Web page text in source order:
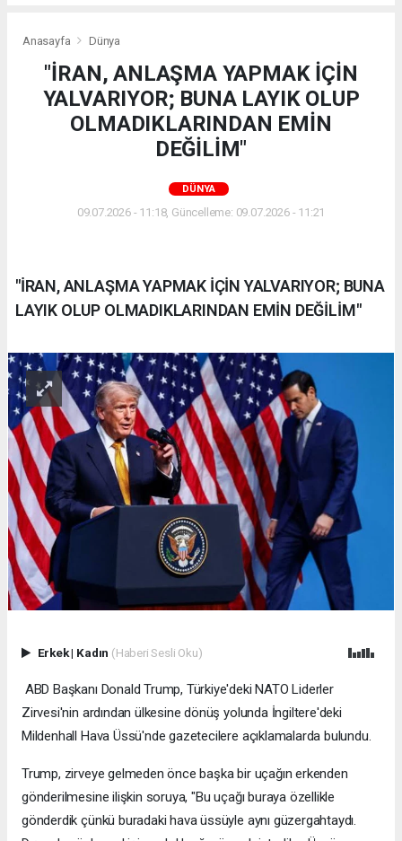
Anasayfa Dünya
"İRAN, ANLAŞMA YAPMAK İÇİN
YALVARIYOR; BUNA LAYIK OLUP
OLMADIKLARINDAN EMİN
DEĞİLİM"
DÜNYA
09.07.2026 - 11:18, Güncelleme: 09.07.2026 - 11:21
"İRAN, ANLAŞMA YAPMAK İÇİN YALVARIYOR; BUNA
LAYIK OLUP OLMADIKLARINDAN EMİN DEĞİLİM"
Erkek| Kadın (Haberi Sesli Oku)
ABD Başkanı Donald Trump, Türkiye'deki NATO Liderler
Zirvesi'nin ardından ülkesine dönüş yolunda İngiltere'deki
Mildenhall Hava Üssü'nde gazetecilere açıklamalarda bulundu.
Trump, zirveye gelmeden önce başka bir uçağın erkenden
gönderilmesine ilişkin soruya, "Bu uçağı buraya özellikle
gönderdik çünkü buradaki hava üssüyle aynı güzergahtaydı.